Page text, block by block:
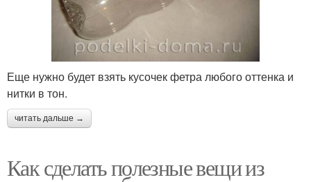
Еще нужно будет взять кусочек фетра любого оттенка и
нитки в тон.
читать дальше →
Как сделать полезные вещи из